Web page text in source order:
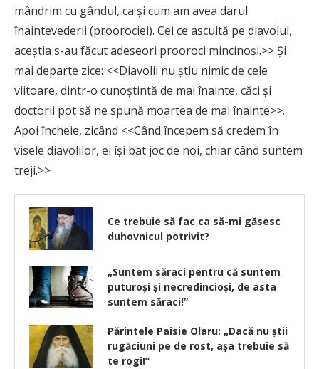
mândrim cu gândul, ca și cum am avea darul
înaintevederii (proorociei). Cei ce ascultă pe diavolul,
aceștia s-au făcut adeseori prooroci mincinoși.>> Și
mai departe zice: <<Diavolii nu știu nimic de cele
viitoare, dintr-o cunoștintă de mai înainte, căci și
doctorii pot să ne spună moartea de mai înainte>>.
Apoi încheie, zicând <<Când începem să credem în
visele diavolilor, ei își bat joc de noi, chiar când suntem
treji.>>
Ce trebuie să fac ca să-mi găsesc
duhovnicul potrivit?
„Suntem săraci pentru că suntem
puturoși și necredincioși, de asta
suntem săraci!”
Părintele Paisie Olaru: „Dacă nu știi
rugăciuni pe de rost, așa trebuie să
te rogi!”